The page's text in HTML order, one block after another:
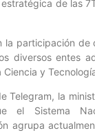
de las
la participación de
diversos entes
y
Telegram, la
el Sistema
agrupa